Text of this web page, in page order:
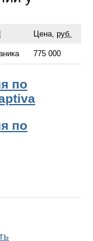
Цена, руб.
775 000
по
по